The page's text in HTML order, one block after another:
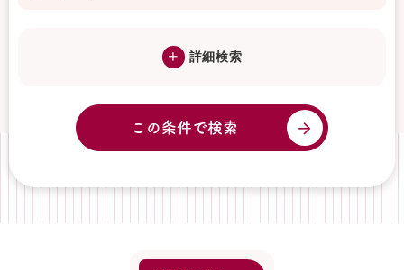
詳細検索
この条件で検索